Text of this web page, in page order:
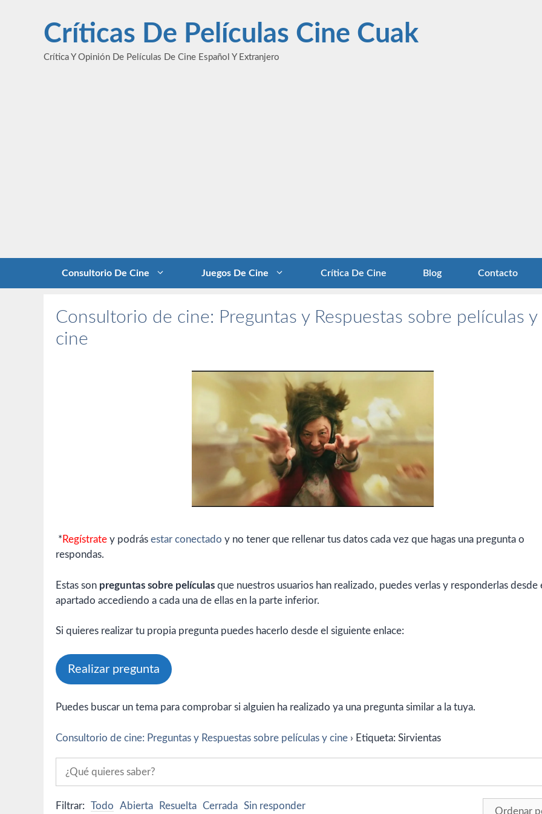
contenidoCríticas De Películas Cine Cuak
Crítica Y Opinión De Películas De Cine Español Y Extranjero
Consultorio De Cine Juegos De Cine Crítica De Cine Blog Contacto
Consultorio de cine: Preguntas y Respuestas sobre películas y
cine
* Regístrate y podrás estar conectado y no tener que rellenar tus datos cada vez que hagas una pregunta o
respondas.
Estas son preguntas sobre películas que nuestros usuarios han realizado, puedes verlas y responderlas desde
apartado accediendo a cada una de ellas en la parte inferior.
Si quieres realizar tu propia pregunta puedes hacerlo desde el siguiente enlace:
Realizar pregunta
Puedes buscar un tema para comprobar si alguien ha realizado ya una pregunta similar a la tuya.
Consultorio de cine: Preguntas y Respuestas sobre películas y cine › Etiqueta: Sirvientas
Filtrar: Todo Abierta Resuelta Cerrada Sin responder